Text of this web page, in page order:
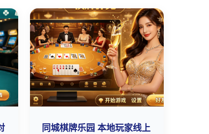
同城棋牌乐园 本地玩家线上